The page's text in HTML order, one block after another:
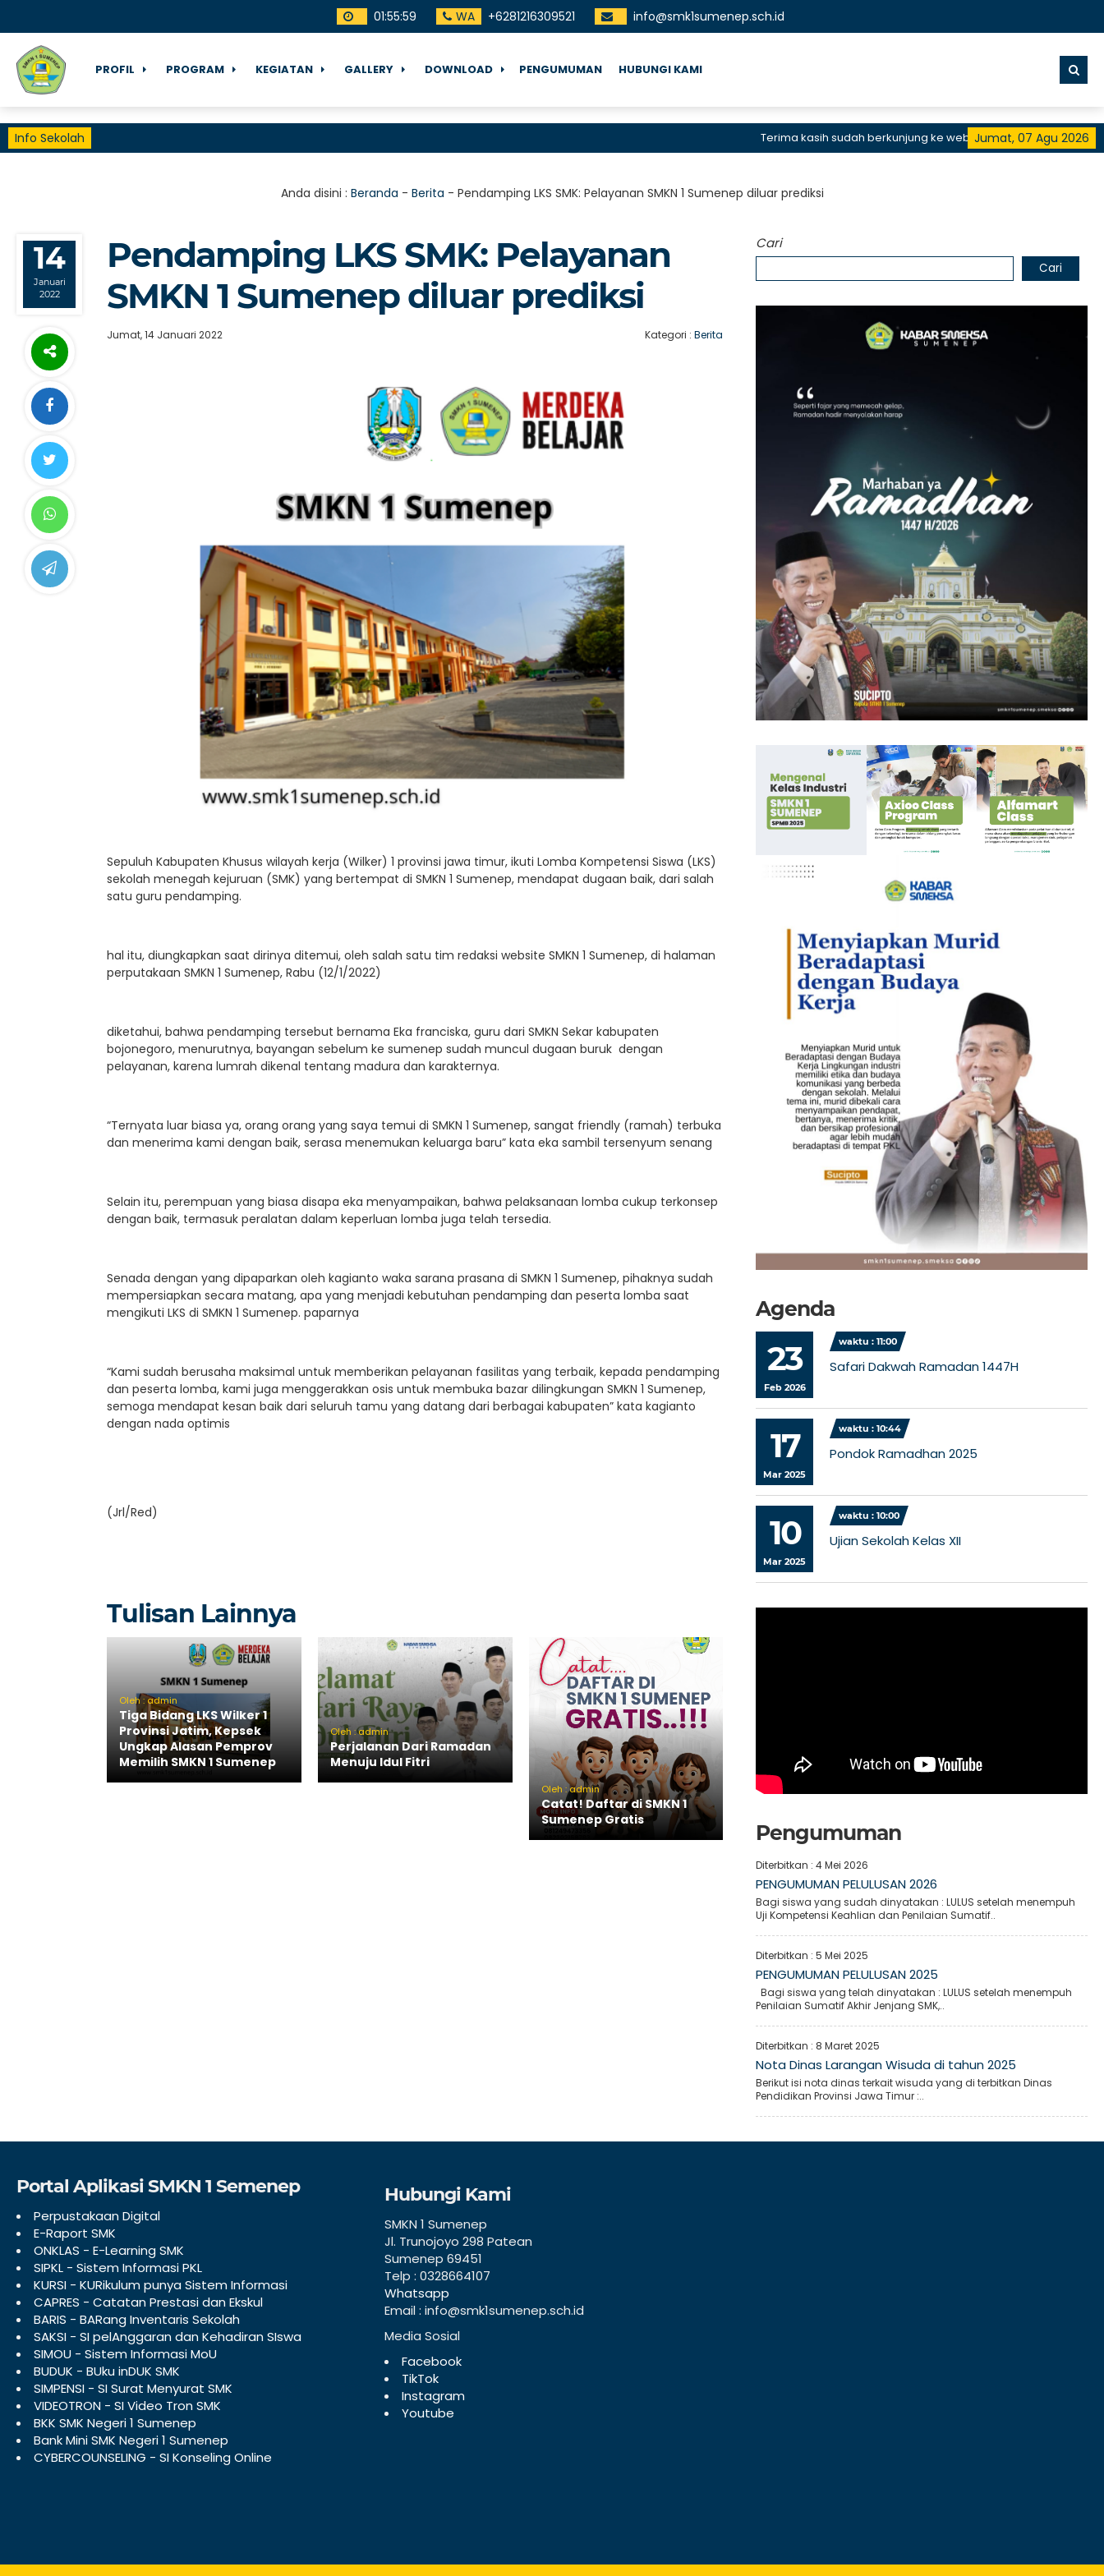
01:56:00 WA +6281216309521 info@smk1sumenep.sch.id
PROFIL PROGRAM KEGIATAN GALLERY DOWNLOAD PENGUMUMAN HUBUNGI KAMI
Info Sekolah Jumat, 07 Agu 2026
Terima kasih sudah berkunjung ke website resmi SMKN 1 Sumenep,
Anda disini : Beranda - Berita - Pendamping LKS SMK: Pelayanan SMKN 1 Sumenep diluar prediksi
14
Januari
2022
Pendamping LKS SMK: Pelayanan
SMKN 1 Sumenep diluar prediksi
Jumat, 14 Januari 2022 Kategori :Berita
Sepuluh Kabupaten Khusus wilayah kerja (Wilker) 1 provinsi jawa timur, ikuti Lomba Kompetensi Siswa (LKS)
sekolah menegah kejuruan (SMK) yang bertempat di SMKN 1 Sumenep, mendapat dugaan baik, dari salah
satu guru pendamping.
hal itu, diungkapkan saat dirinya ditemui, oleh salah satu tim redaksi website SMKN 1 Sumenep, di halaman
perputakaan SMKN 1 Sumenep, Rabu (12/1/2022)
diketahui, bahwa pendamping tersebut bernama Eka franciska, guru dari SMKN Sekar kabupaten
bojonegoro, menurutnya, bayangan sebelum ke sumenep sudah muncul dugaan buruk dengan
pelayanan, karena lumrah dikenal tentang madura dan karakternya.
“Ternyata luar biasa ya, orang orang yang saya temui di SMKN 1 Sumenep, sangat friendly (ramah) terbuka
dan menerima kami dengan baik, serasa menemukan keluarga baru” kata eka sambil tersenyum senang
Selain itu, perempuan yang biasa disapa eka menyampaikan, bahwa pelaksanaan lomba cukup terkonsep
dengan baik, termasuk peralatan dalam keperluan lomba juga telah tersedia.
Senada dengan yang dipaparkan oleh kagianto waka sarana prasana di SMKN 1 Sumenep, pihaknya sudah
mempersiapkan secara matang, apa yang menjadi kebutuhan pendamping dan peserta lomba saat
mengikuti LKS di SMKN 1 Sumenep. paparnya
“Kami sudah berusaha maksimal untuk memberikan pelayanan fasilitas yang terbaik, kepada pendamping
dan peserta lomba, kami juga menggerakkan osis untuk membuka bazar dilingkungan SMKN 1 Sumenep,
semoga mendapat kesan baik dari seluruh tamu yang datang dari berbagai kabupaten” kata kagianto
dengan nada optimis
(Jrl/Red)
Tulisan Lainnya
Oleh : admin
Tiga Bidang LKS Wilker 1
Provinsi Jatim, Kepsek
Ungkap Alasan Pemprov
Memilih SMKN 1 Sumenep
Oleh : admin
Perjalanan Dari Ramadan
Menuju Idul Fitri
Oleh : admin
Catat! Daftar di SMKN 1
Sumenep Gratis
Cari
Cari
Agenda
23
Feb 2026
waktu : 11:00
Safari Dakwah Ramadan 1447H
17
Mar 2025
waktu : 10:44
Pondok Ramadhan 2025
10
Mar 2025
waktu : 10:00
Ujian Sekolah Kelas XII
Pengumuman
Diterbitkan :4 Mei 2026
PENGUMUMAN PELULUSAN 2026
Bagi siswa yang sudah dinyatakan : LULUS setelah menempuh
Uji Kompetensi Keahlian dan Penilaian Sumatif..
Diterbitkan :5 Mei 2025
PENGUMUMAN PELULUSAN 2025
Bagi siswa yang telah dinyatakan : LULUS setelah menempuh
Penilaian Sumatif Akhir Jenjang SMK,..
Diterbitkan : 8 Maret 2025
Nota Dinas Larangan Wisuda di tahun 2025
Berikut isi nota dinas terkait wisuda yang di terbitkan Dinas
Pendidikan Provinsi Jawa Timur :..
Portal Aplikasi SMKN 1 Semenep
Perpustakaan Digital
E-Raport SMK
ONKLAS - E-Learning SMK
SIPKL - Sistem Informasi PKL
KURSI - KURikulum punya Sistem Informasi
CAPRES - Catatan Prestasi dan Ekskul
BARIS - BARang Inventaris Sekolah
SAKSI - SI pelAnggaran dan Kehadiran SIswa
SIMOU - Sistem Informasi MoU
BUDUK - BUku inDUK SMK
SIMPENSI - SI Surat Menyurat SMK
VIDEOTRON - SI Video Tron SMK
BKK SMK Negeri 1 Sumenep
Bank Mini SMK Negeri 1 Sumenep
CYBERCOUNSELING - SI Konseling Online
Hubungi Kami
SMKN 1 Sumenep
Jl. Trunojoyo 298 Patean
Sumenep 69451
Telp : 0328664107
Whatsapp
Email : info@smk1sumenep.sch.id
Media Sosial
Facebook
TikTok
Instagram
Youtube